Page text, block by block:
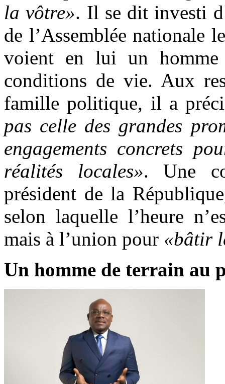
la vôtre». Il se dit investi
de l’Assemblée nationale
voient en lui un homme
conditions de vie. Aux
famille politique, il a
pas celle des grandes
engagements concrets
réalités locales». Une
président de la
selon laquelle l’heure
mais à l’union pour «bâtir
Un homme de terrain au